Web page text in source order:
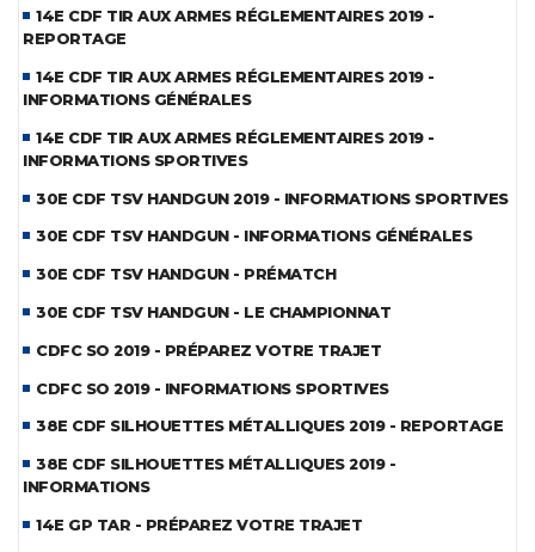
14E CDF TIR AUX ARMES RÉGLEMENTAIRES 2019 -
REPORTAGE
14E CDF TIR AUX ARMES RÉGLEMENTAIRES 2019 -
INFORMATIONS GÉNÉRALES
14E CDF TIR AUX ARMES RÉGLEMENTAIRES 2019 -
INFORMATIONS SPORTIVES
30E CDF TSV HANDGUN 2019 - INFORMATIONS SPORTIVES
30E CDF TSV HANDGUN - INFORMATIONS GÉNÉRALES
30E CDF TSV HANDGUN - PRÉMATCH
30E CDF TSV HANDGUN - LE CHAMPIONNAT
CDFC SO 2019 - PRÉPAREZ VOTRE TRAJET
CDFC SO 2019 - INFORMATIONS SPORTIVES
38E CDF SILHOUETTES MÉTALLIQUES 2019 - REPORTAGE
38E CDF SILHOUETTES MÉTALLIQUES 2019 -
INFORMATIONS
14E GP TAR - PRÉPAREZ VOTRE TRAJET